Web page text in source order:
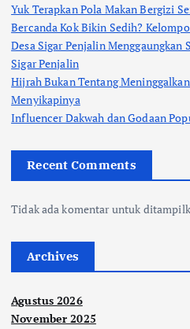
Yuk Terapkan Pola Makan Bergizi
Bercanda Kok Bikin Sedih?
Desa Sigar Penjalin
Sigar Penjalin
Hijrah Bukan Tentang
Menyikapinya
Influencer Dakwah dan Godaan
Recent Comments
Tidak ada komentar untuk
Archives
Agustus 2026
November 2025